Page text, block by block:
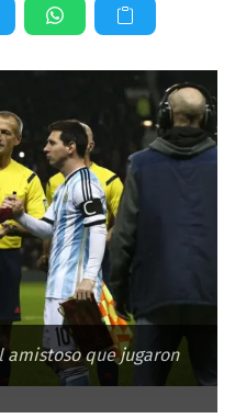
amistoso que jugaron